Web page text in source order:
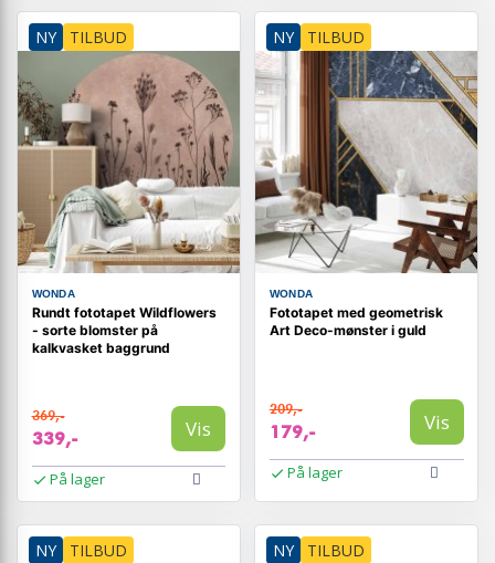
NY TILBUD
WONDA
Rundt fototapet Wildflowers
- sorte blomster på
kalkvasket baggrund
369,-
339,- Vis
På lager
NY TILBUD
WONDA
Fototapet med geometrisk
Art Deco-mønster i guld
209,-
179,- Vis
På lager
NY TILBUD NY TILBUD